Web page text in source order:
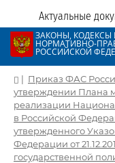
Актуальные
ЗАКОНЫ, КОДЕКСЫ
НОРМАТИВНО-
РОССИЙСКОЙ
| Приказ ФАС
утверждении Плана
реализации
в Российской
утвержденного
Федерации от
государственной